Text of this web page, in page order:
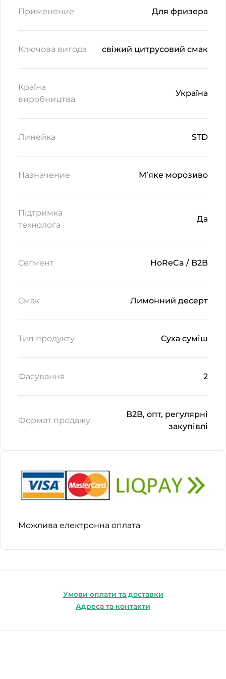
Применение Для фризера
Ключова вигода свіжий цитрусовий смак
Країна
виробництва
Україна
Линейка STD
Назначение М’яке морозиво
Підтримка
технолога
Да
Сегмент HoReCa / B2B
Смак Лимонний десерт
Тип продукту Суха суміш
Фасування 2
Формат продажу
B2B, опт, регулярні
закупівлі
Можлива електронна оплата
Умови оплати та доставки
Адреса та контакти